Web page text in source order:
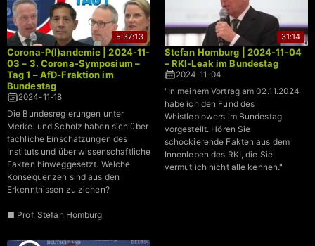
5:37:13
Corona-P(l)andemie | 2024-11-
03 – 3. Corona-Symposium –
Tag 1 – AfD-Fraktion im
Bundestag
2024-11-18
Die Bundesregierungen unter
Merkel und Scholz haben sich über
fachliche Einschätzungen des
Instituts und über wissenschaftliche
Fakten hinweggesetzt. Welche
Konsequenzen sind aus den
Erkenntnissen zu ziehen?
■ Prof. Stefan Homburg
■ RA Beate Bahner
31:14
Stefan Homburg | 2024-11-04
– RKI-Leak im Bundestag
2024-11-04
"In meinem Vortrag am 02.11.2024
habe ich den Fund des
Whistleblowers im Bundestag
vorgestellt. Hören Sie
schockierende Fakten aus dem
Innenleben des RKI, die Sie
vermutlich nicht alle kennen."